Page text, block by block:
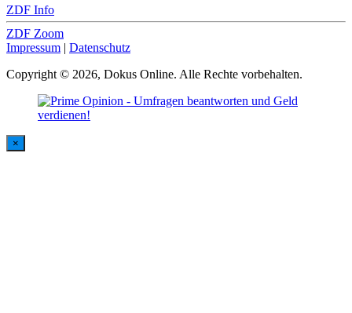
ZDF Info
ZDF Zoom
Impressum | Datenschutz
Copyright © 2026, Dokus Online. Alle Rechte vorbehalten.
×